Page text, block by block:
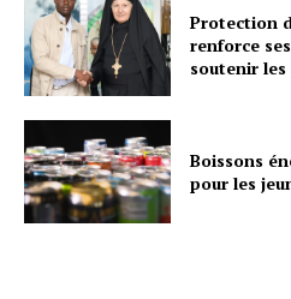
Protection
renforce
soutenir
Boissons
pour les